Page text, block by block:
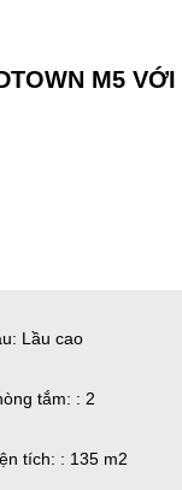
M5
Lầu cao
tắm: : 2
tích: : 135 m2